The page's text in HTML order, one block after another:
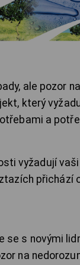
ale pozor
který
a
vyžadují
přichází
se s novými
na